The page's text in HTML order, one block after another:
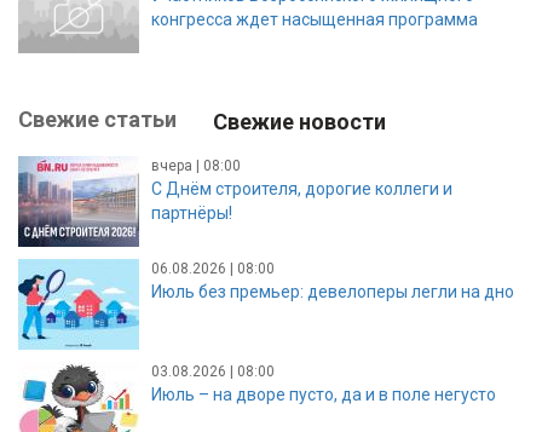
конгресса ждет насыщенная программа
Свежие статьи Свежие новости
вчера | 08:00
С Днём строителя, дорогие коллеги и
партнёры!
06.08.2026 | 08:00
Июль без премьер: девелоперы легли на дно
03.08.2026 | 08:00
Июль – на дворе пусто, да и в поле негусто